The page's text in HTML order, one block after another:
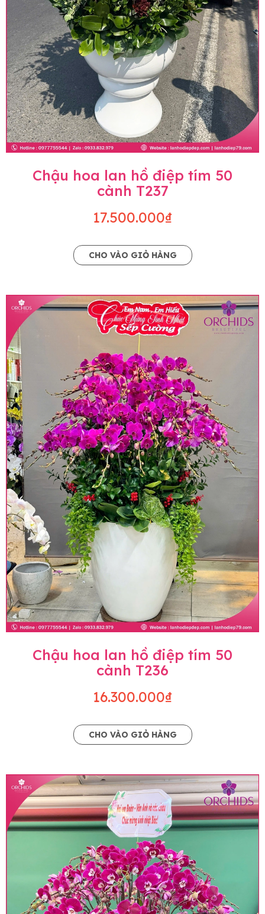
Chậu hoa lan hồ điệp tím 50
cành T237
17.500.000₫
CHO VÀO GIỎ HÀNG
Chậu hoa lan hồ điệp tím 50
cành T236
16.300.000₫
CHO VÀO GIỎ HÀNG